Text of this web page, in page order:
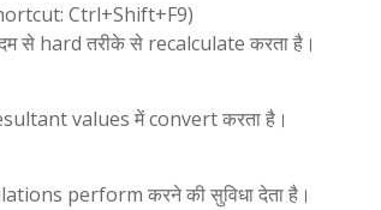
Ctrl+Shift+F9)
से hard तरीके से recalculate करता है।
values में convert करता है।
perform करने की सुविधा देता है।